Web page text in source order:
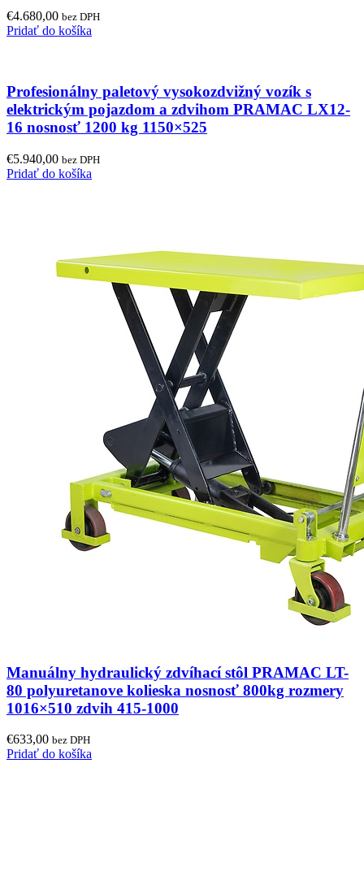
€4.680,00 bez DPH
Pridať do košíka
Profesionálny paletový vysokozdvižný vozík s
elektrickým pojazdom a zdvihom PRAMAC LX12-
16 nosnosť 1200 kg 1150×525
€5.940,00 bez DPH
Pridať do košíka
Manuálny hydraulický zdvíhací stôl PRAMAC LT-
80 polyuretanove kolieska nosnosť 800kg rozmery
1016×510 zdvih 415-1000
€633,00 bez DPH
Pridať do košíka